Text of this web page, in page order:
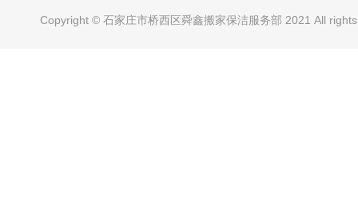
Copyright © 石家庄市桥西区舜鑫搬家保洁服务部 2021 All